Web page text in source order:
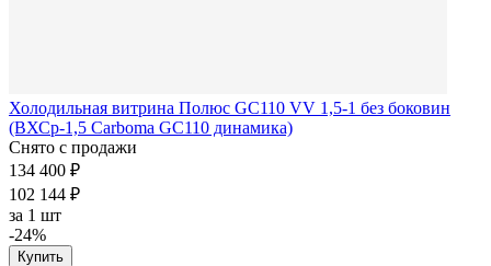
Холодильная витрина Полюс GC110 VV 1,5-1 без боковин
(ВХСр-1,5 Carboma GC110 динамика)
Снято с продажи
134 400 ₽
102 144 ₽
за 1 шт
-24%
Купить